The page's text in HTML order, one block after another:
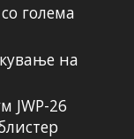
голема
на
JWP-26